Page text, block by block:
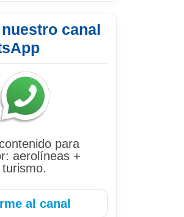
canal
para
aerolíneas +
al canal